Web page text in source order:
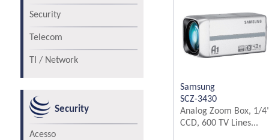
Security
Telecom
TI / Network
Security
Acesso
Samsung
SCZ-3430
Analog Zoom Box, 1/
CCD, 600 TV Lines...